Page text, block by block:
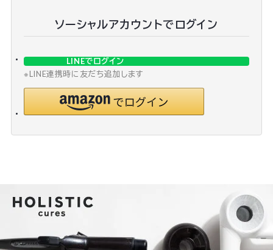
ソーシャルアカウントでログイン
LINEでログイン
※LINE連携時に友だち追加します